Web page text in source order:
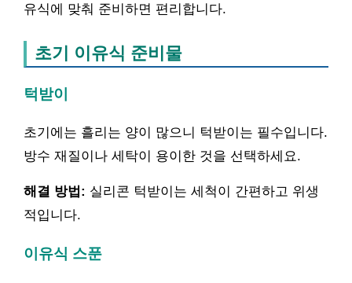
유식에 맞춰 준비하면 편리합니다.
초기 이유식 준비물
턱받이
초기에는 흘리는 양이 많으니 턱받이는 필수입니다.
방수 재질이나 세탁이 용이한 것을 선택하세요.
해결 방법: 실리콘 턱받이는 세척이 간편하고 위생
적입니다.
이유식 스푼